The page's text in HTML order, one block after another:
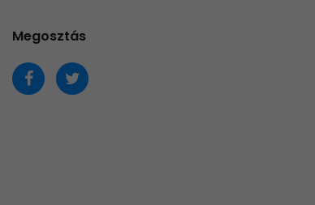
Megosztás